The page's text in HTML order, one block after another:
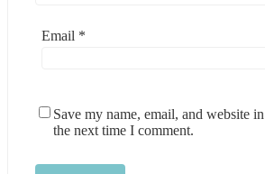
Email *
Save my name, email, and website
the next time I comment.